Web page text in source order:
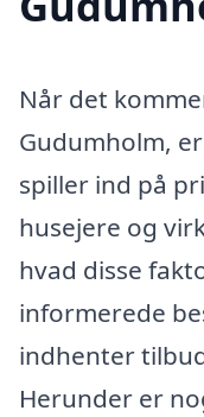
Når det
Gudumholm,
spiller ind på
husejere og
hvad disse
informerede
indhenter
Herunder er